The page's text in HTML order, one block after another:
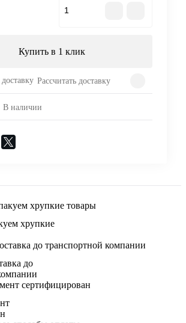
Купить в 1 клик
Рассчитать доставку
В наличии
хрупкие
до